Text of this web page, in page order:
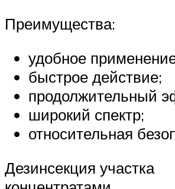
Преимущества:
удобное
быстрое действие;
продолжительный
широкий спектр;
относительная
Дезинсекция участка